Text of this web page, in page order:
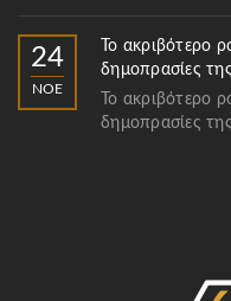
24
ΝΟΈ
Το ακριβότερο
δημοπρασίες
Το ακριβότερο
δημοπρασίες της